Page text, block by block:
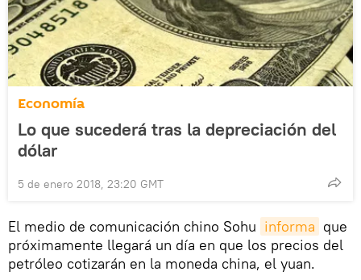
Economía
Lo que sucederá tras la depreciación del
dólar
5 de enero 2018, 23:20 GMT
El medio de comunicación chino Sohu informa que
próximamente llegará un día en que los precios del
petróleo cotizarán en la moneda china, el yuan.